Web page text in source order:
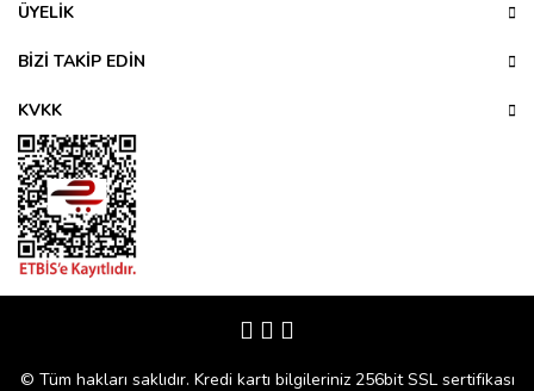
Ürün fiyatı diğer sitelerden daha pahalı.
ÜYELİK
BİZİ TAKİP EDİN
KVKK
© Tüm hakları saklıdır. Kredi kartı bilgileriniz 256bit SSL sertifikası